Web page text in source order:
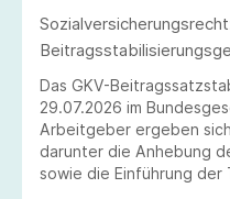
Das GKV-
29.07.2026 im
Arbeitgeber ergeben
darunter die Anhebung
sowie die Einführung